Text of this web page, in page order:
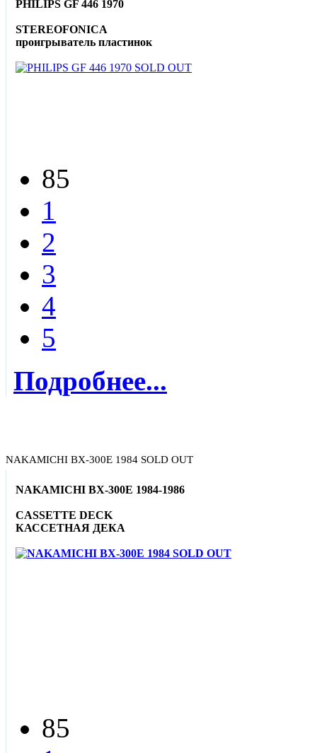
PHILIPS GF 446 1970
STEREOFONICA
проигрыватель пластинок
85
1
2
3
4
5
Подробнее...
NAKAMICHI BX-300E 1984 SOLD OUT
NAKAMICHI BX-300E 1984-1986
CASSETTE DECK
КАССЕТНАЯ ДЕКА
85